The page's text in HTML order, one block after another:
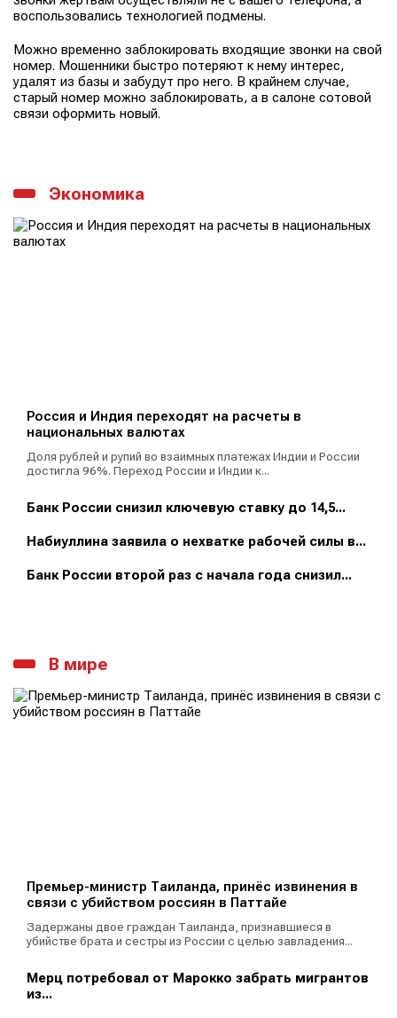
воспользовались технологией подмены.
Можно временно заблокировать входящие звонки на свой
номер. Мошенники быстро потеряют к нему интерес,
удалят из базы и забудут про него. В крайнем случае,
старый номер можно заблокировать, а в салоне сотовой
связи оформить новый.
Экономика
Россия и Индия переходят на расчеты в
национальных валютах
Доля рублей и рупий во взаимных платежах Индии и России
достигла 96%. Переход России и Индии к...
Банк России снизил ключевую ставку до 14,5...
Набиуллина заявила о нехватке рабочей силы в...
Банк России второй раз с начала года снизил...
В мире
Премьер-министр Таиланда, принёс извинения в
связи с убийством россиян в Паттайе
Задержаны двое граждан Таиланда, признавшиеся в
убийстве брата и сестры из России с целью завладения...
Мерц потребовал от Марокко забрать мигрантов
из...